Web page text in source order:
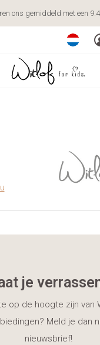
ons gemiddeld met een
je
op de hoogte zijn van
Meld je dan
nieuwsbrief!